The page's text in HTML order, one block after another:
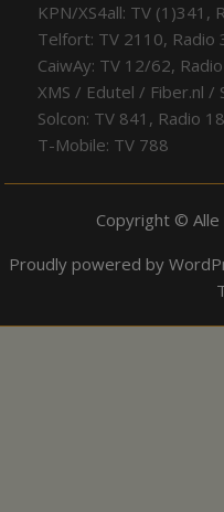
KPN/XS4all: TV (1)341,
Telfort: TV 2110, Radio
CaiwAy: TV 12/62,
XMS / Edutel / Fiber.nl /
Solcon: TV 841, Radio
T-Mobile: TV 788
Copyright ©
Proudly powered by